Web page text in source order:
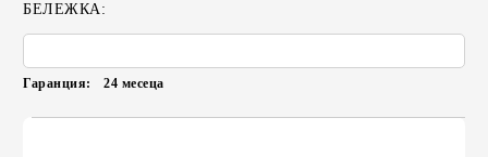
БЕЛЕЖКА:
Гаранция: 24 месеца